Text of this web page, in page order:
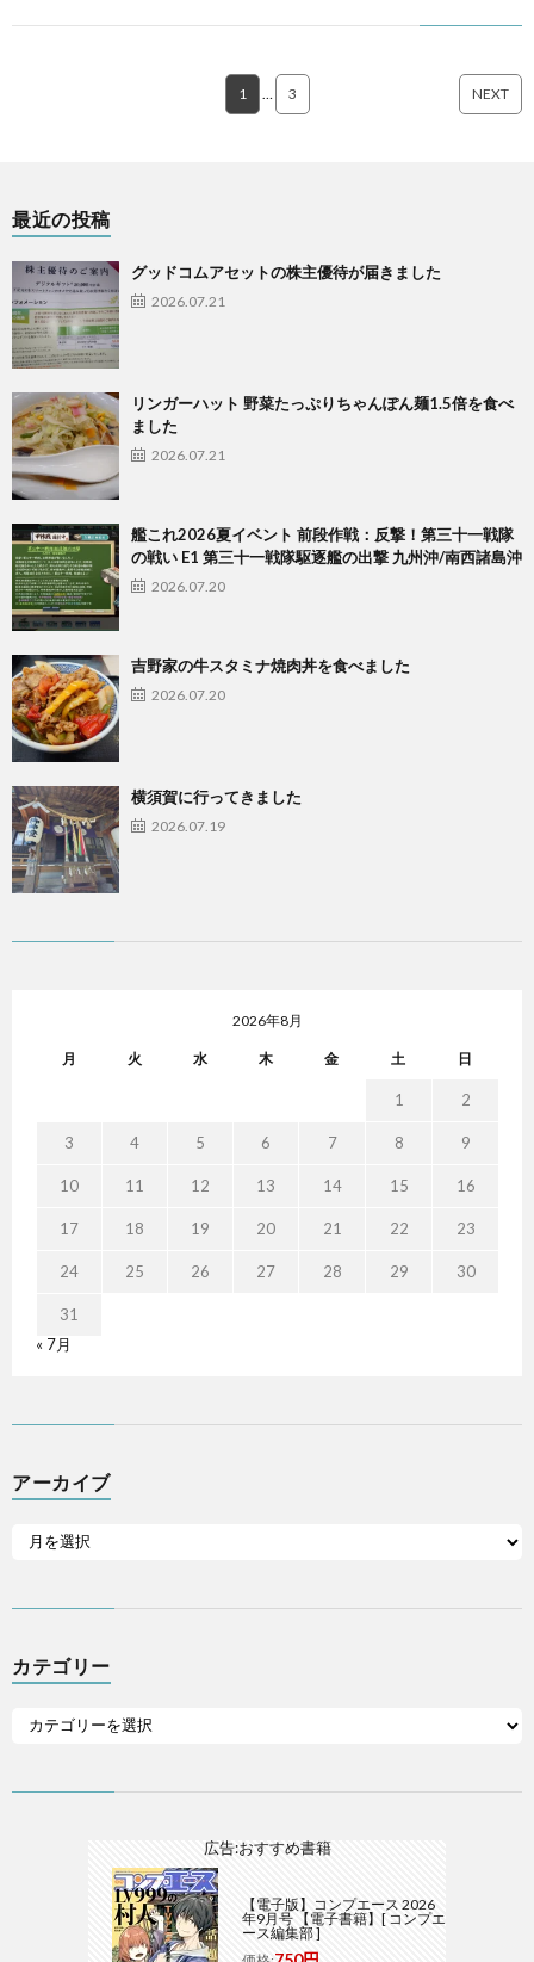
1 … 3 NEXT
最近の投稿
グッドコムアセットの株主優待が届きました
2026.07.21
リンガーハット 野菜たっぷりちゃんぽん麺1.5倍を食べ
ました
2026.07.21
艦これ2026夏イベント 前段作戦：反撃！第三十一戦隊
の戦い E1 第三十一戦隊駆逐艦の出撃 九州沖/南西諸島沖
2026.07.20
吉野家の牛スタミナ焼肉丼を食べました
2026.07.20
横須賀に行ってきました
2026.07.19
2026年8月
月 火 水 木 金 土 日
1 2
3 4 5 6 7 8 9
10 11 12 13 14 15 16
17 18 19 20 21 22 23
24 25 26 27 28 29 30
31
« 7月
アーカイブ
カテゴリー
広告:おすすめ書籍
【電子版】コンプエース 2026
年9月号 【電子書籍】[ コンプエ
ース編集部 ]